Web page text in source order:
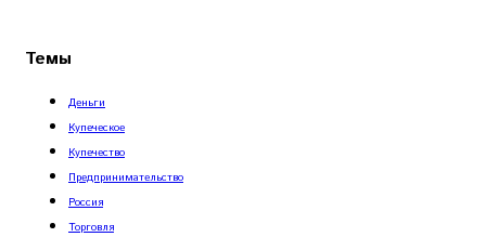
Темы
Деньги
Купеческое
Купечество
Предпринимательство
Россия
Торговля